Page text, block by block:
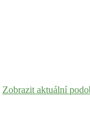
Zobrazit aktuální